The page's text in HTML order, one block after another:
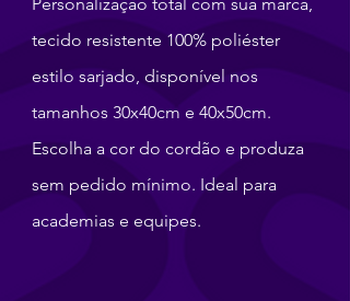
tecido resistente 100% poliéster
estilo sarjado, disponível nos
tamanhos 30x40cm e 40x50cm.
Escolha a cor do cordão e produza
sem pedido mínimo. Ideal para
academias e equipes.